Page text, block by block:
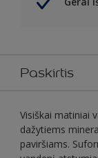
Paskirtis
Visiškai matiniai
dažytiems
paviršiams.